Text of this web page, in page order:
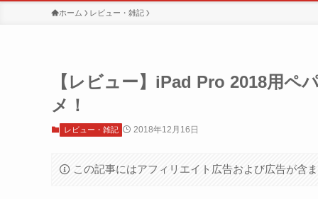
ホーム レビュー・雑記
【レビュー】iPad Pro 2018用ペ
メ！
レビュー・雑記 2018年12月16日
この記事にはアフィリエイト広告および広告が含